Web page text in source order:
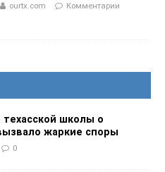
ourtx.com
Комментарии
техасской школы о
жаркие споры
0